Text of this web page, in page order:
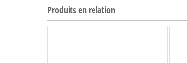
Produits en relation